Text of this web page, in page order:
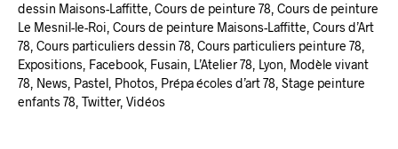
dessin Maisons-Laffitte, Cours de peinture 78, Cours de peinture
Le Mesnil-le-Roi, Cours de peinture Maisons-Laffitte, Cours d’Art
78, Cours particuliers dessin 78, Cours particuliers peinture 78,
Expositions, Facebook, Fusain, L’Atelier 78, Lyon, Modèle vivant
78, News, Pastel, Photos, Prépa écoles d’art 78, Stage peinture
enfants 78, Twitter, Vidéos